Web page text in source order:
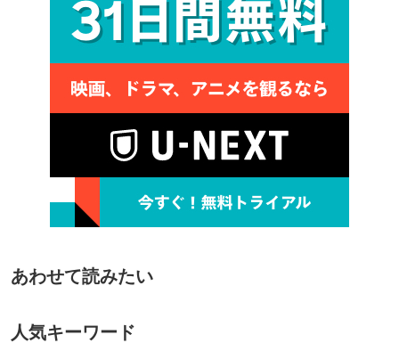
あわせて読みたい
人気キーワード